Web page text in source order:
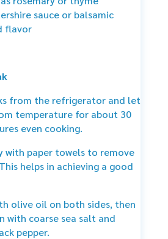
sauce or balsamic
flavor
from the refrigerator and let
temperature for about 30
even cooking.
with paper towels to remove
helps in achieving a good
olive oil on both sides, then
with coarse sea salt and
pepper.